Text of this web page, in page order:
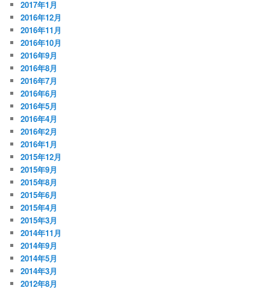
2017年1月
2016年12月
2016年11月
2016年10月
2016年9月
2016年8月
2016年7月
2016年6月
2016年5月
2016年4月
2016年2月
2016年1月
2015年12月
2015年9月
2015年8月
2015年6月
2015年4月
2015年3月
2014年11月
2014年9月
2014年5月
2014年3月
2012年8月